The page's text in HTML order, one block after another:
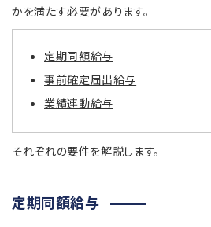
かを満たす必要があります。
定期同額給与
事前確定届出給与
業績連動給与
それぞれの要件を解説します。
定期同額給与